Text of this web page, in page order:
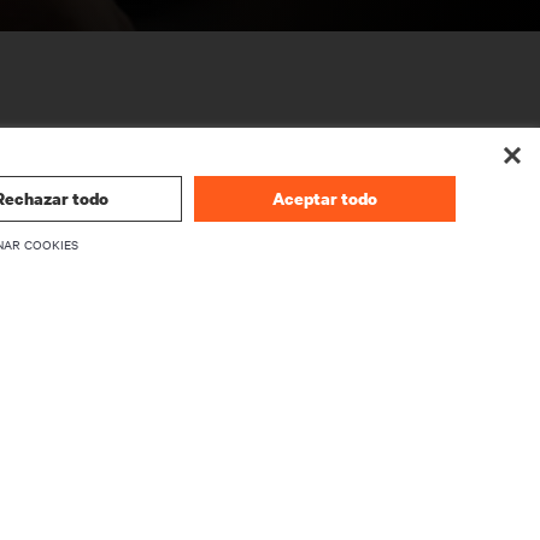
todo Aceptar todo
COOKIES